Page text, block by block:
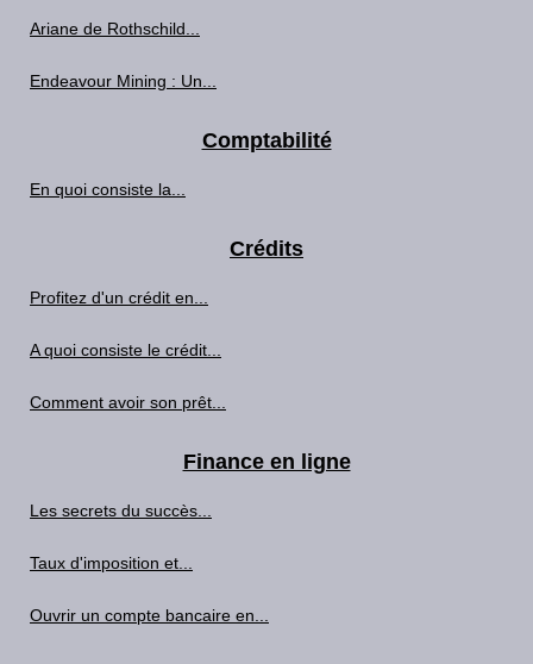
Ariane de Rothschild...
Endeavour Mining : Un...
Comptabilité
En quoi consiste la...
Crédits
Profitez d'un crédit en...
A quoi consiste le crédit...
Comment avoir son prêt...
Finance en ligne
Les secrets du succès...
Taux d'imposition et...
Ouvrir un compte bancaire en...